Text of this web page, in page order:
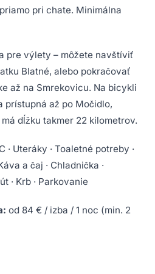
pri chate. Minimálna
pre výlety – môžete navštíviť
Blatné, alebo pokračovať
až na Smrekovicu. Na bicykli
prístupná až po Močidlo,
dĺžku takmer 22 kilometrov.
· Uteráky · Toaletné potreby ·
a čaj · Chladnička ·
· Krb · Parkovanie
od 84 € / izba / 1 noc (min. 2